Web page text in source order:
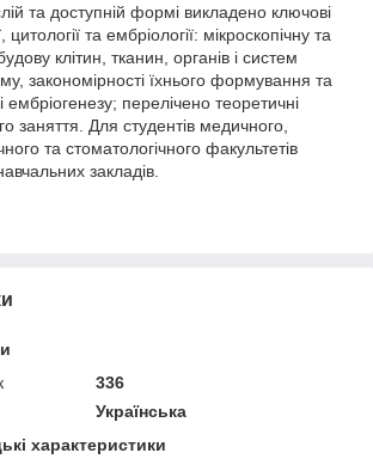
та доступній формі викладено ключові
цитології та ембріології: мікроскопічну та
клітин, тканин, органів і систем
закономірності їхнього формування та
ембріогенезу; перелічено теоретичні
заняття. Для студентів медичного,
та стоматологічного факультетів
закладів.
336
Українська
характеристики